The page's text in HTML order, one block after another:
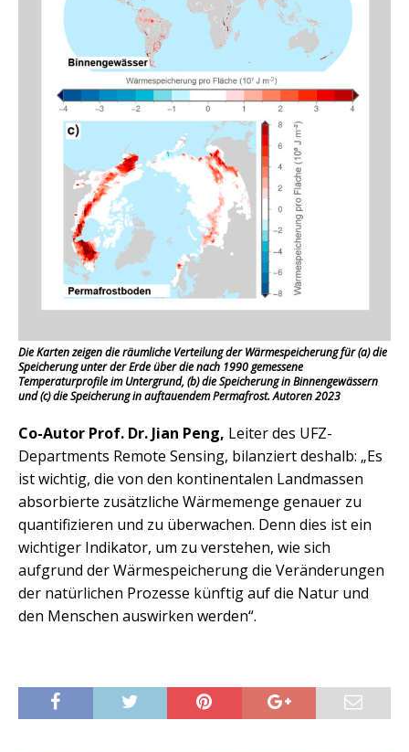
Die Karten zeigen die räumliche Verteilung der Wärmespeicherung für (a) die
Speicherung unter der Erde über die nach 1990 gemessene
Temperaturprofile im Untergrund, (b) die Speicherung in Binnengewässern
und (c) die Speicherung in auftauendem Permafrost. Autoren 2023
Co-Autor Prof. Dr. Jian Peng, Leiter des UFZ-
Departments Remote Sensing, bilanziert deshalb: „Es
ist wichtig, die von den kontinentalen Landmassen
absorbierte zusätzliche Wärmemenge genauer zu
quantifizieren und zu überwachen. Denn dies ist ein
wichtiger Indikator, um zu verstehen, wie sich
aufgrund der Wärmespeicherung die Veränderungen
der natürlichen Prozesse künftig auf die Natur und
den Menschen auswirken werden“.